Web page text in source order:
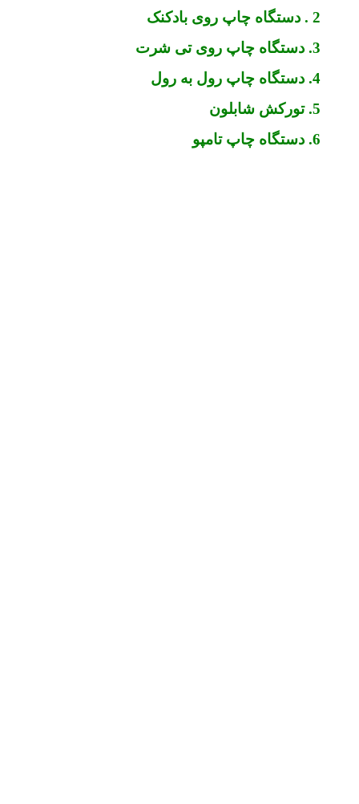
2 . دستگاه چاپ روی بادکنک
3. دستگاه چاپ روی تی شرت
4. دستگاه چاپ رول به رول
5. تورکش شابلون
6. دستگاه چاپ تامپو